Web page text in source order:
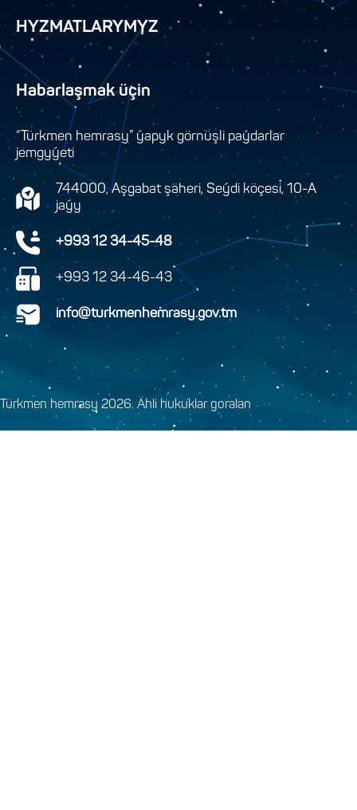
HYZMATLARYMYZ
Habarlaşmak üçin
“Türkmen hemrasy” ýapyk görnüşli paýdarlar
jemgyýeti
744000, Aşgabat şäheri, Seýdi köçesi, 10-A
jaýy
+993 12 34-45-48
+993 12 34-46-43
info@turkmenhemrasy.gov.tm
Türkmen hemrasy 2026. Ähli hukuklar goralan